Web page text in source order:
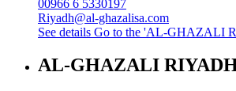
00966 6 5330197
Riyadh@al-ghazalisa.com
See details Go to the 'AL-GHAZALI
AL-GHAZALI